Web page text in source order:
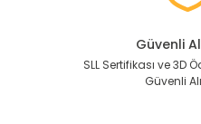
Güvenli
SLL Sertifikası ve 3D
Güvenli